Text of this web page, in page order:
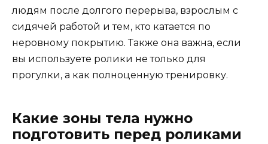
людям после долгого перерыва, взрослым с
сидячей работой и тем, кто катается по
неровному покрытию. Также она важна, если
вы используете ролики не только для
прогулки, а как полноценную тренировку.
Какие зоны тела нужно
подготовить перед роликами